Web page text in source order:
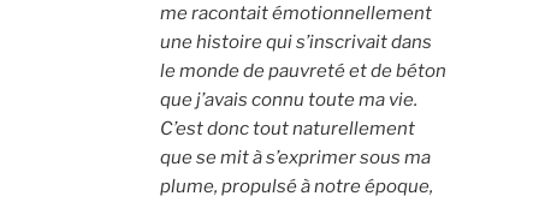
me racontait émotionnellement
une histoire qui s’inscrivait dans
le monde de pauvreté et de béton
que j’avais connu toute ma vie.
C’est donc tout naturellement
que se mit à s’exprimer sous ma
plume, propulsé à notre époque,